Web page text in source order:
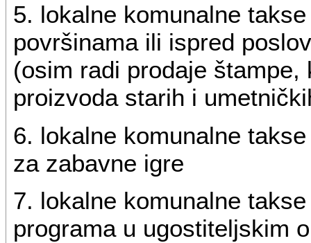
5. lokalne komunalne
površinama ili ispred
(osim radi prodaje
proizvoda starih i
6. lokalne komunalne
za zabavne igre
7. lokalne komunalne
programa u ugostiteljskim